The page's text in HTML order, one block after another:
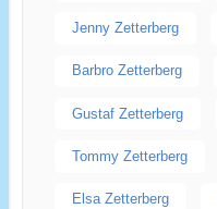
Jenny Zetterberg
Barbro Zetterberg
Gustaf Zetterberg
Tommy Zetterberg
Elsa Zetterberg